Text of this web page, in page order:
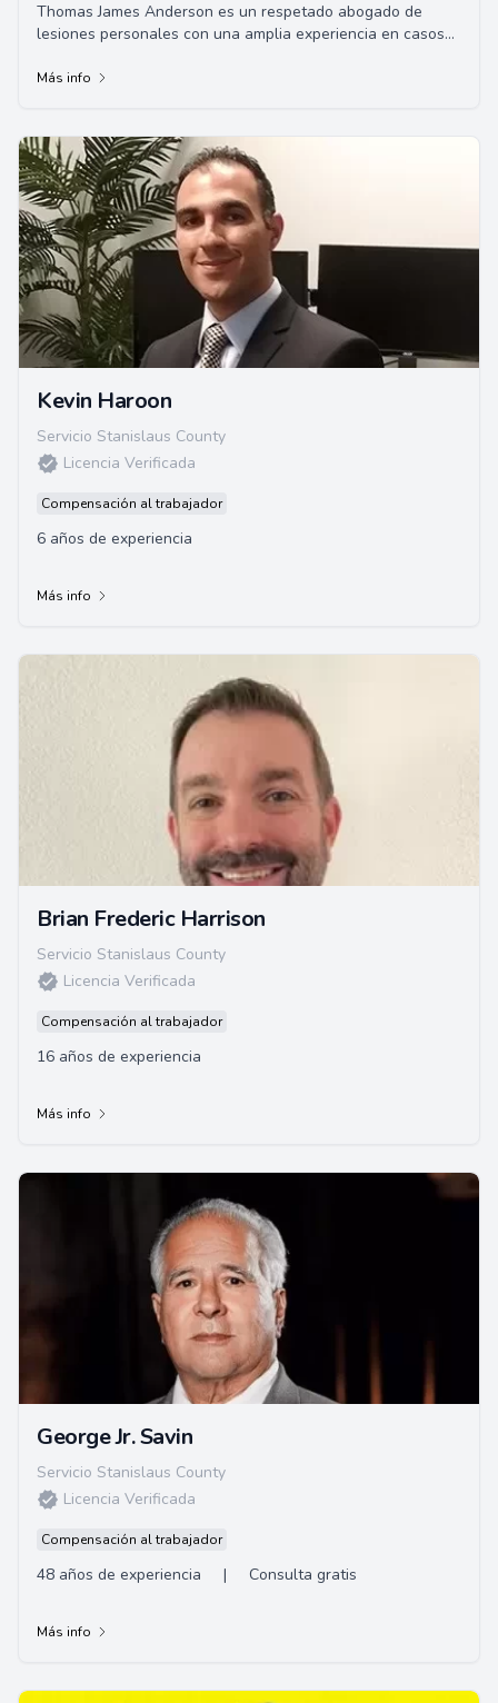
Thomas James Anderson es un respetado abogado de
lesiones personales con una amplia experiencia en casos
Más info
Kevin Haroon
Servicio Stanislaus County
Licencia Verificada
Compensación al trabajador
6 años de experiencia
Más info
Brian Frederic Harrison
Servicio Stanislaus County
Licencia Verificada
Compensación al trabajador
16 años de experiencia
Más info
George Jr. Savin
Servicio Stanislaus County
Licencia Verificada
Compensación al trabajador
48 años de experiencia | Consulta gratis
Más info